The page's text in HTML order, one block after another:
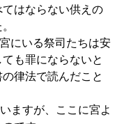
はならない供えの
にいる祭司たちは安
も罪にならないと
律法で読んだこと
ますが、ここに宮よ